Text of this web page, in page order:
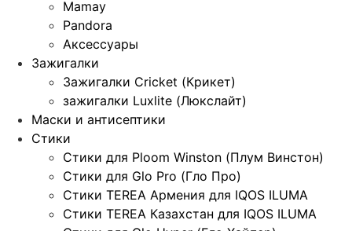
Mamay
Pandora
Аксессуары
Зажигалки
Зажигалки Cricket (Крикет)
зажигалки Luxlite (Люкслайт)
Маски и антисептики
Стики
Стики для Ploom Winston (Плум Винстон)
Стики для Glo Pro (Гло Про)
Стики TEREA Армения для IQOS ILUMA
Стики TEREA Казахстан для IQOS ILUMA